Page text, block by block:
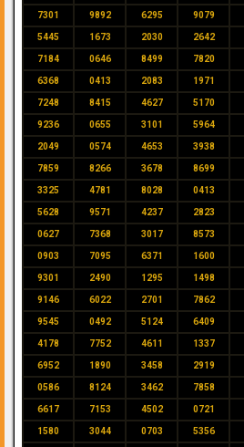
7301 9892 6295 9079
5445 1673 2030 2642
7184 0646 8499 7820
6368 0413 2083 1971
7248 8415 4627 5170
9236 0655 3101 5964
2049 0574 4653 3938
7859 8266 3678 8699
3325 4781 8028 0413
5628 9571 4237 2823
0627 7368 3017 8573
0903 7095 6371 1600
9301 2490 1295 1498
9146 6022 2701 7862
9545 0492 5124 6409
4178 7752 4611 1337
6952 1890 3458 2919
0586 8124 3462 7858
6617 7153 4502 0721
1580 3044 0703 5356